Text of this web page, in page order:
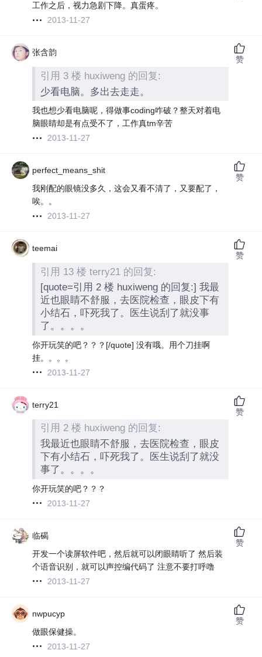
工作之后，视力急剧下降。真蛋疼。
2013-11-27
张含韵
引用 3 楼 huxiweng 的回复:
少看电脑。多出去走走。
我也想少看电脑呢，得做事coding咋破？整天对着电
脑眼睛却是有点受不了，工作真tm辛苦
2013-11-27
赞
perfect_means_shit
我刚配的眼镜没多久，这会又看不清了，又要配了，
唉。。
2013-11-27
赞
teemai
引用 13 楼 terry21 的回复:
[quote=引用 2 楼 huxiweng 的回复:] 我最
近也眼睛不舒服，去医院检查，眼皮下有
小结石，吓死我了。医生说刮了就没事
了。。。。
你开玩笑的吧？？？[/quote] 没有哦。用个刀挂啊
挂。。。。
2013-11-27
赞
terry21
引用 2 楼 huxiweng 的回复:
我最近也眼睛不舒服，去医院检查，眼皮
下有小结石，吓死我了。医生说刮了就没
事了。。。。
你开玩笑的吧？？？
2013-11-27
赞
临碣
开发一个读屏软件吧，然后就可以闭眼睛听了 然后装
个语音识别，就可以声控编代码了 注意不要打呼噜
2013-11-27
赞
nwpucyp
做眼保健操。
2013-11-27
赞